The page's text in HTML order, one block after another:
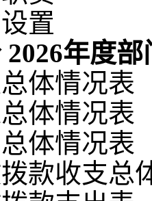
置
2026年度部
体情况表
体情况表
体情况表
款收支总